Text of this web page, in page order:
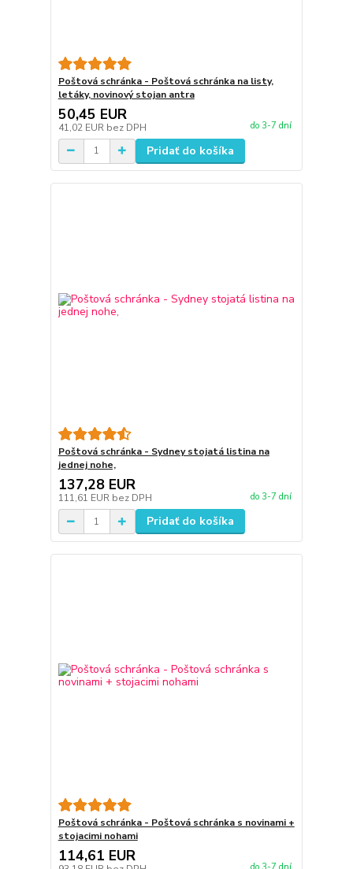
Poštová schránka - Poštová schránka na listy,
letáky, novinový stojan antra
50,45 EUR
41,02 EUR bez DPH do 3-7 dní
Pridať do košíka
Poštová schránka - Sydney stojatá listina na
jednej nohe,
137,28 EUR
111,61 EUR bez DPH do 3-7 dní
Pridať do košíka
Poštová schránka - Poštová schránka s novinami +
stojacimi nohami
114,61 EUR